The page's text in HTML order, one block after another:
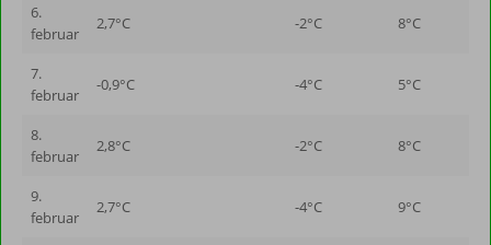
6.
februar
2,7°C -2°C 8°C
7.
februar
-0,9°C -4°C 5°C
8.
februar
2,8°C -2°C 8°C
9.
februar
2,7°C -4°C 9°C